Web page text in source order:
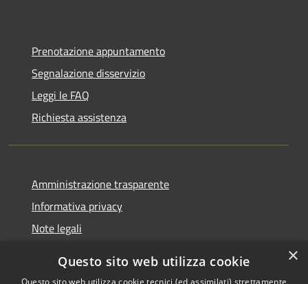
Prenotazione appuntamento
Segnalazione disservizio
Leggi le FAQ
Richiesta assistenza
Amministrazione trasparente
Informativa privacy
Note legali
×
Questo sito web utilizza cookie
Questo sito web utilizza cookie tecnici (ed assimilati) strettamente